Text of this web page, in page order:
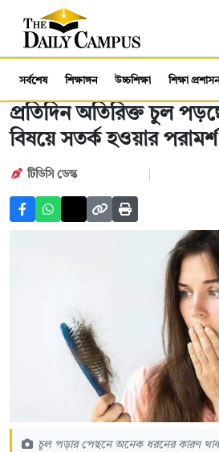
সর্বশেষ শিক্ষাঙ্গন উচ্চশিক্ষা শিক্ষা প্রশাসন
প্রতিদিন অতিরিক্ত চুল
বিষয়ে সতর্ক হওয়ার
টিডিসি ডেস্ক
চুল পড়ার পেছনে অনেক ধরনের কারণ